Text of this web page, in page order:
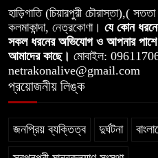
হাড়িগাতি (চিয়ারপুরী চৌরাস্তা),(
কলমাকান্দা, নেত্রকোণা। যে কোন
সকল ধরনের অভিযোগ ও আপনার পাশে
আমাদের কাছে। মোবাইল:
netrakonalive@gmail.com
প্রয়োজনীয় লিঙ্ক
জনপ্রিয় ব্যক্তিত্ব দুর্ঘটনা